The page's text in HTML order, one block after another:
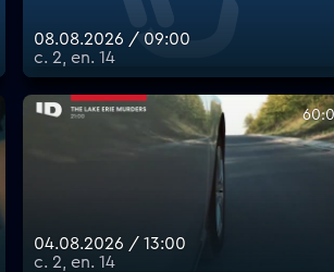
08.08.2026 / 09:00
с. 2, еп. 14
04.08.2026 / 13:00
с. 2, еп. 14